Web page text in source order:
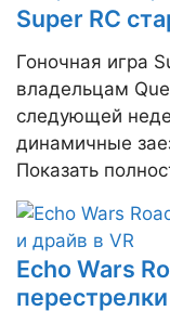
Super RC
Гоночная игра
владельцам
следующей
динамичные
Показать
Echo Wars